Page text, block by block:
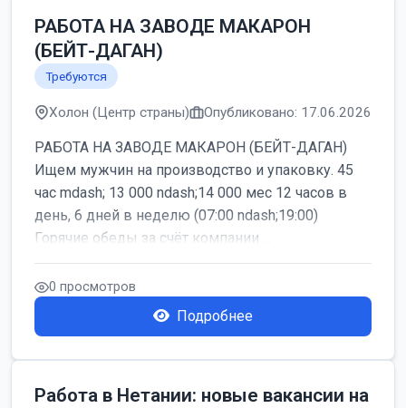
РАБОТА НА ЗАВОДЕ МАКАРОН
(БЕЙТ-ДАГАН)
Требуются
Холон (Центр страны) Опубликовано: 17.06.2026
РАБОТА НА ЗАВОДЕ МАКАРОН (БЕЙТ-ДАГАН)
Ищем мужчин на производство и упаковку. 45
час mdash; 13 000 ndash;14 000 мес 12 часов в
день, 6 дней в неделю (07:00 ndash;19:00)
Горячие обеды за счёт компании ...
0 просмотров
Подробнее
Работа в Нетании: новые вакансии на